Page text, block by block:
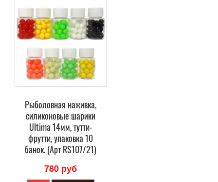
Рыболовная наживка,
силиконовые шарики
Ultima 14мм, тутти-
фрутти, упаковка 10
банок. (Арт RS107/21)
780 руб